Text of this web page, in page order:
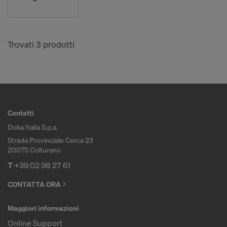
Trovati 3 prodotti
Contatti
Doka Italia S.p.a.
Strada Provinciale Cerca 23
20075 Colturano
T+39 02 98 27 61
CONTATTA ORA
Maggiori informazioni
Online Support
Desideriamo informare l’utente che, con sentenza
Uniti, come paese terzo, non offrono un livello
adeguato di protezione dei dati personali.
Per l’utente, il rischio di una trasmissione di dati
personali negli Stati Uniti consiste in particolare nel
statunitensi a fini di controllo e sorveglianza, e
nei confronti di questa procedura delle autorità
statunitensi.